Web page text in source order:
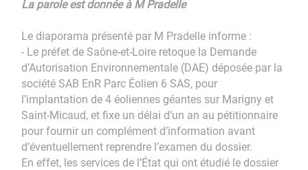
La parole est donnée à M Pradelle
Le diaporama présenté par M Pradelle informe :
- Le préfet de Saône-et-Loire retoque la Demande
d’Autorisation Environnementale (DAE) déposée par la
société SAB EnR Parc Éolien 6 SAS, pour
l’implantation de 4 éoliennes géantes sur Marigny et
Saint-Micaud, et fixe un délai d’un an au pétitionnaire
pour fournir un complément d’information avant
d’éventuellement reprendre l’examen du dossier.
En effet, les services de l’État qui ont étudié le dossier